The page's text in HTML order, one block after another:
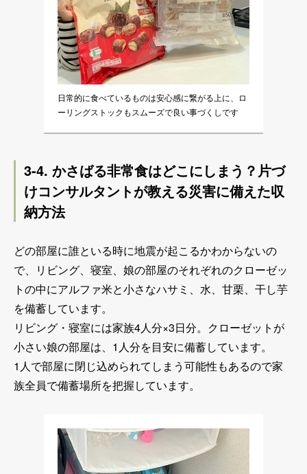
日常的に食べているものは安心感に繋がる上に、ロ
ーリングストックもスムーズで良い事づくしです
3-4. かさばる非常食はどこにしまう？片づ
けコンサルタントが教える災害に備えた収
納方法
どの部屋に誰といる時に地震が起こるかわからないの
で、リビング、寝室、娘の部屋のそれぞれのクローゼッ
トの中にアルファ米と小さなハサミ、水、甘栗、干し芋
を備蓄しています。
リビング・寝室には家族4人分×3日分。クローゼットが
小さい娘の部屋は、1人分を目安に備蓄しています。
1人で部屋に閉じ込められてしまう可能性もあるので家
族全員で備蓄場所を把握しています。